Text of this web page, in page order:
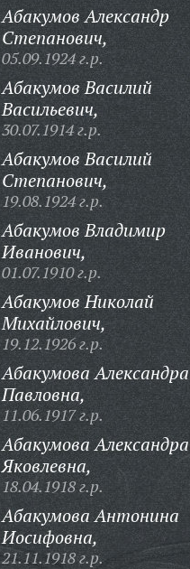
Абакумов Александр
Степанович,
05.09.1924 г.р.
Абакумов Василий
Васильевич,
30.07.1914 г.р.
Абакумов Василий
Степанович,
19.08.1924 г.р.
Абакумов Владимир
Иванович,
01.07.1910 г.р.
Абакумов Николай
Михайлович,
19.12.1926 г.р.
Абакумова Александра
Павловна,
11.06.1917 г.р.
Абакумова Александра
Яковлевна,
18.04.1918 г.р.
Абакумова Антонина
Иосифовна,
21.11.1918 г.р.